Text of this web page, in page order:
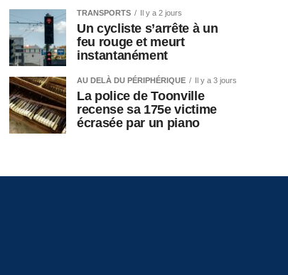
TRANSPORTS Il y a 2 jours
Un cycliste s’arrête à un
feu rouge et meurt
instantanément
AU DELÀ DU PÉRIPHÉRIQUE Il y a 3 jours
La police de Toonville
recense sa 175e victime
écrasée par un piano